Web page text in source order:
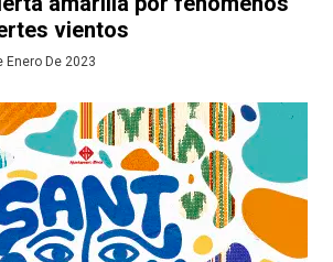
vientos
Enero De 2023